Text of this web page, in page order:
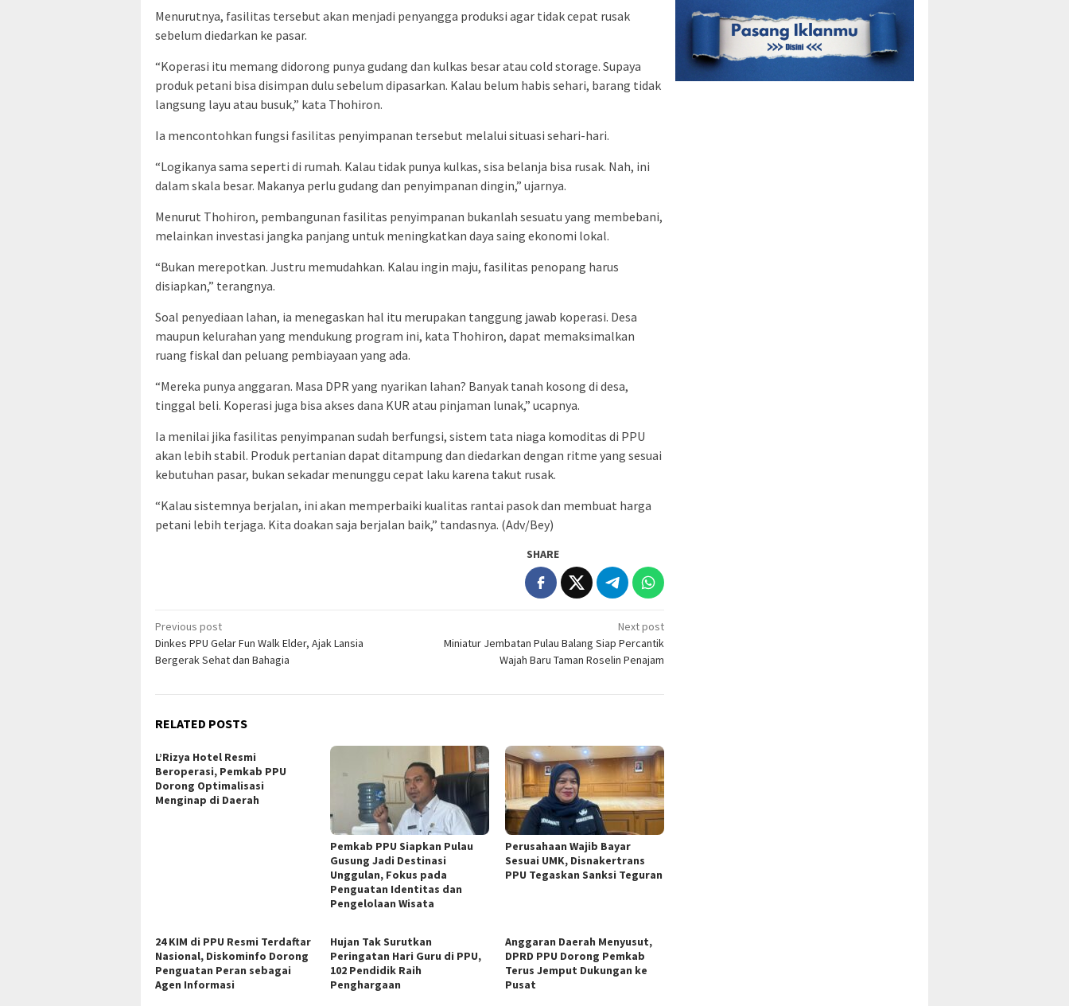
Menurutnya, fasilitas tersebut akan menjadi penyangga produksi agar tidak cepat rusak
sebelum diedarkan ke pasar.
“Koperasi itu memang didorong punya gudang dan kulkas besar atau cold storage. Supaya
produk petani bisa disimpan dulu sebelum dipasarkan. Kalau belum habis sehari, barang tidak
langsung layu atau busuk,” kata Thohiron.
Ia mencontohkan fungsi fasilitas penyimpanan tersebut melalui situasi sehari-hari.
“Logikanya sama seperti di rumah. Kalau tidak punya kulkas, sisa belanja bisa rusak. Nah, ini
dalam skala besar. Makanya perlu gudang dan penyimpanan dingin,” ujarnya.
Menurut Thohiron, pembangunan fasilitas penyimpanan bukanlah sesuatu yang membebani,
melainkan investasi jangka panjang untuk meningkatkan daya saing ekonomi lokal.
“Bukan merepotkan. Justru memudahkan. Kalau ingin maju, fasilitas penopang harus
disiapkan,” terangnya.
Soal penyediaan lahan, ia menegaskan hal itu merupakan tanggung jawab koperasi. Desa
maupun kelurahan yang mendukung program ini, kata Thohiron, dapat memaksimalkan
ruang fiskal dan peluang pembiayaan yang ada.
“Mereka punya anggaran. Masa DPR yang nyarikan lahan? Banyak tanah kosong di desa,
tinggal beli. Koperasi juga bisa akses dana KUR atau pinjaman lunak,” ucapnya.
Ia menilai jika fasilitas penyimpanan sudah berfungsi, sistem tata niaga komoditas di PPU
akan lebih stabil. Produk pertanian dapat ditampung dan diedarkan dengan ritme yang sesuai
kebutuhan pasar, bukan sekadar menunggu cepat laku karena takut rusak.
“Kalau sistemnya berjalan, ini akan memperbaiki kualitas rantai pasok dan membuat harga
petani lebih terjaga. Kita doakan saja berjalan baik,” tandasnya. (Adv/Bey)
SHARE
Post
navigation
Previous post
Dinkes PPU Gelar Fun Walk Elder, Ajak Lansia
Bergerak Sehat dan Bahagia
Next post
Miniatur Jembatan Pulau Balang Siap Percantik
Wajah Baru Taman Roselin Penajam
RELATED POSTS
L’Rizya Hotel Resmi
Beroperasi, Pemkab PPU
Dorong Optimalisasi
Menginap di Daerah
Pemkab PPU Siapkan Pulau
Gusung Jadi Destinasi
Unggulan, Fokus pada
Penguatan Identitas dan
Pengelolaan Wisata
Perusahaan Wajib Bayar
Sesuai UMK, Disnakertrans
PPU Tegaskan Sanksi Teguran
24 KIM di PPU Resmi Terdaftar
Nasional, Diskominfo Dorong
Penguatan Peran sebagai
Agen Informasi
Hujan Tak Surutkan
Peringatan Hari Guru di PPU,
102 Pendidik Raih
Penghargaan
Anggaran Daerah Menyusut,
DPRD PPU Dorong Pemkab
Terus Jemput Dukungan ke
Pusat